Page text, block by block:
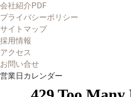
会社紹介PDF
プライバシーポリシー
サイトマップ
採用情報
アクセス
お問い合せ
営業日カレンダー